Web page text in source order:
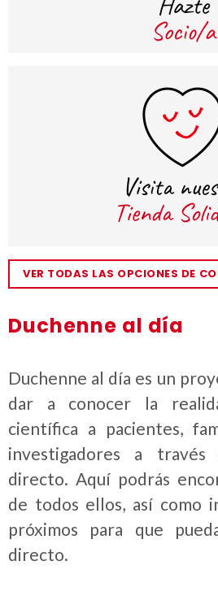
Duchenne al día
Duchenne al día es un
dar a conocer la
científica a pacientes,
investigadores a
directo. Aquí podrás
de todos ellos, así como
próximos para que
directo.
VER TODAS LAS OPCIONES DE